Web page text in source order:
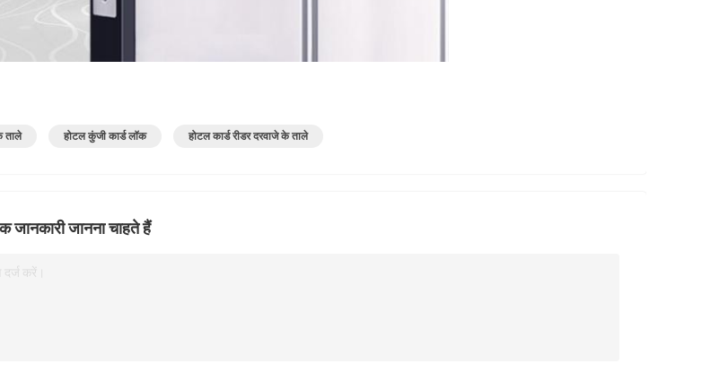
ताले होटल कुंजी कार्ड लॉक होटल कार्ड रीडर दरवाजे के ताले
जानकारी जानना चाहते हैं
करें।